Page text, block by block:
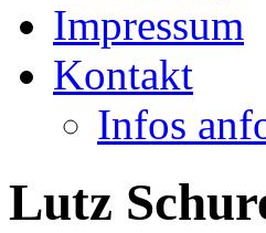
Impressum
Kontakt
Infos
Lutz